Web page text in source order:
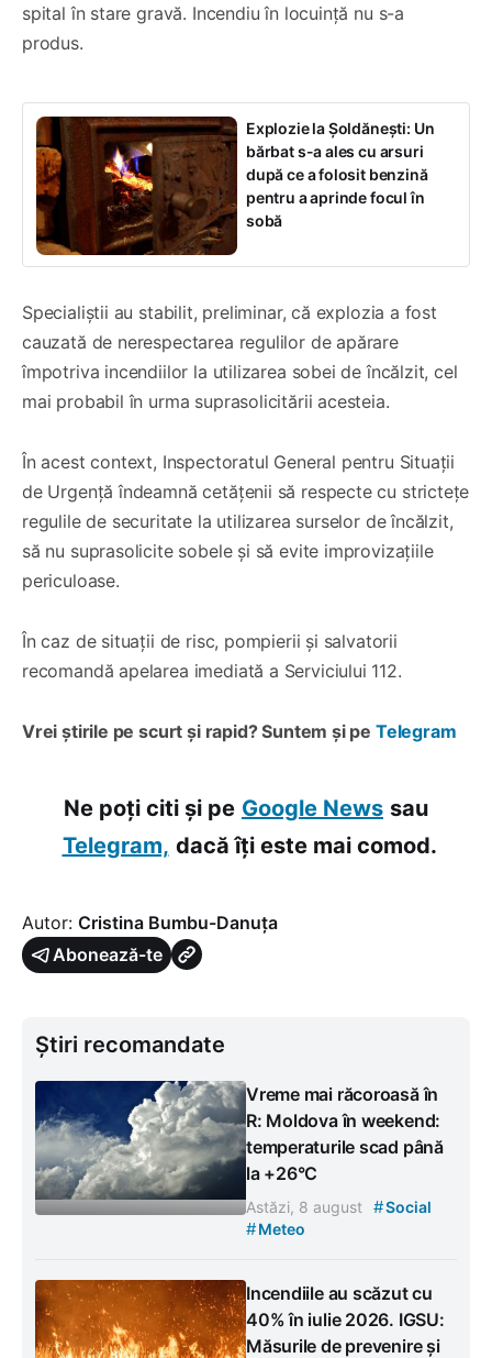
spital în stare gravă. Incendiu în locuință nu s-a
produs.
Explozie la Șoldănești: Un
bărbat s-a ales cu arsuri
după ce a folosit benzină
pentru a aprinde focul în
sobă
Specialiștii au stabilit, preliminar, că explozia a fost
cauzată de nerespectarea regulilor de apărare
împotriva incendiilor la utilizarea sobei de încălzit, cel
mai probabil în urma suprasolicitării acesteia.
În acest context, Inspectoratul General pentru Situații
de Urgență îndeamnă cetățenii să respecte cu strictețe
regulile de securitate la utilizarea surselor de încălzit,
să nu suprasolicite sobele și să evite improvizațiile
periculoase.
În caz de situații de risc, pompierii și salvatorii
recomandă apelarea imediată a Serviciului 112.
Vrei știrile pe scurt și rapid? Suntem și pe Telegram
Ne poți citi și pe Google News sau
Telegram, dacă îți este mai comod.
Autor: Cristina Bumbu-Danuța
Abonează-te
Știri recomandate
Vreme mai răcoroasă în
R: Moldova în weekend:
temperaturile scad până
la +26°C
Astăzi, 8 august #Social
#Meteo
Incendiile au scăzut cu
40% în iulie 2026. IGSU:
Măsurile de prevenire și